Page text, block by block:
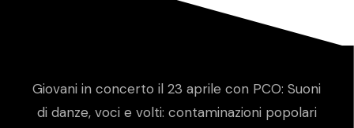
Giovani in concerto il 23 aprile con PCO: Suoni
di danze, voci e volti: contaminazioni popolari